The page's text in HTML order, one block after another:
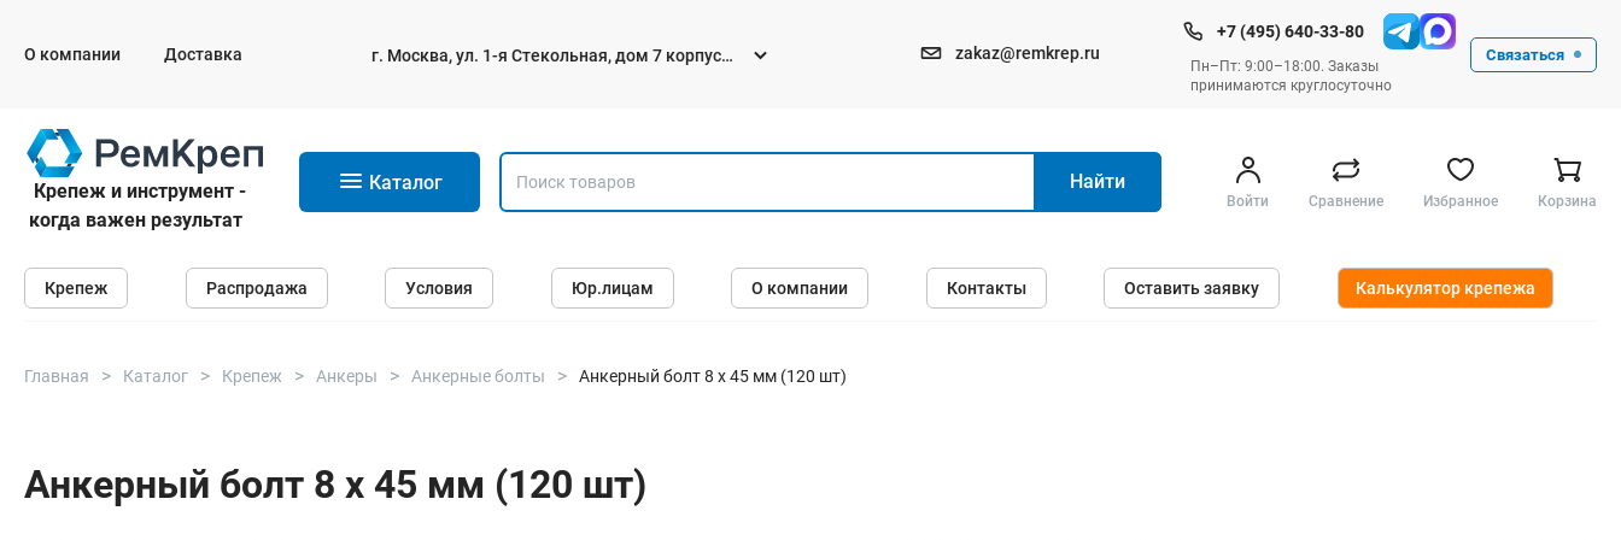
О компании Доставка
г. Москва, ул. 1-я Стекольная, дом 7 корпус
zakaz@remkrep.ru
+7 (495) 640-33-80
Пн–Пт: 9:00–18:00. Заказы
принимаются круглосуточно
Связаться
Крепеж и инструмент -
когда важен результат
Каталог
Крепеж
Анкеры
Саморезы и шурупы
Электро и бензоинструменты
Перфораторы
Шуруповерты
Ручные инструменты
Малярные
Найти
Войти Сравнение Избранное Корзина
Крепеж Распродажа Условия Юр.лицам О компании Контакты Оставить заявку Калькулятор крепежа
Главная Каталог Крепеж Анкеры Анкерные болты Анкерный болт 8 х 45 мм (120 шт)
Анкерный болт 8 х 45 мм (120 шт)